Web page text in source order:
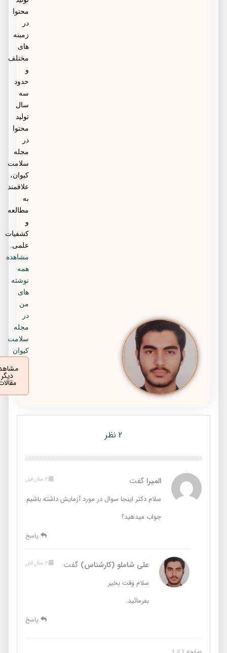
محتوا
مختلف
محتوا
سلامت
کیوان،
علاقمند
مطالعه
کشفیات
علمی.
مشاهده
نوشته
سلامت
کیوان
مشاهده
مقالات
المیراگفت
سلام دکتر اینجا سوال در مورد آزمایش داشته باشیم
جواب میدهید؟
پاسخ
علی شاملو (کارشناس)گفت
سلام وقت بخیر
بفرمائید.
پاسخ